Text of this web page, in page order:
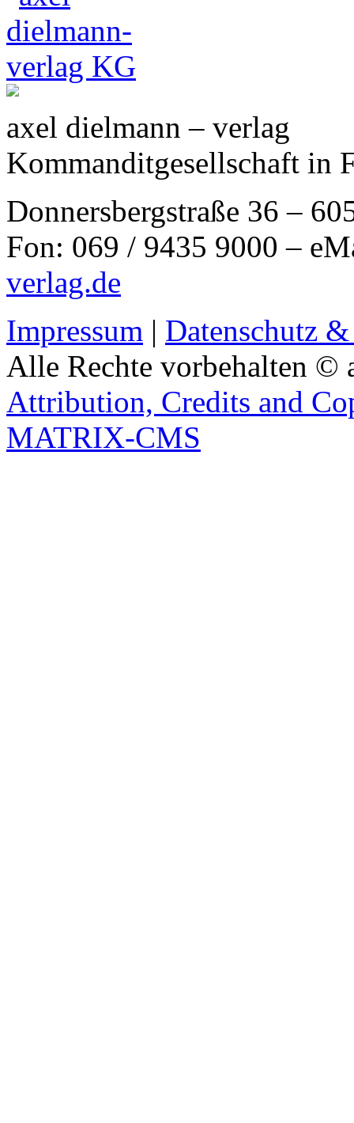
axel dielmann – verlag
Kommanditgesellschaft in
Donnersbergstraße 36 –
Fon: 069 / 9435 9000 –
verlag.de
Impressum | Datenschutz
Alle Rechte vorbehalten ©
Attribution, Credits and
MATRIX-CMS